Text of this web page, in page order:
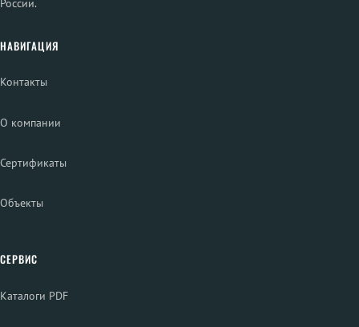
НАВИГАЦИЯ
Контакты
О компании
Сертификаты
Объекты
СЕРВИС
Каталоги PDF